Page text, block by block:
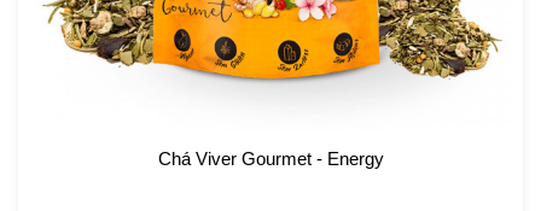
Chá Viver Gourmet - Energy